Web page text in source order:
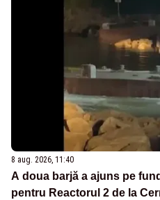
8 aug. 2026, 11:40
A doua barjă a ajuns pe
pentru Reactorul 2 de la